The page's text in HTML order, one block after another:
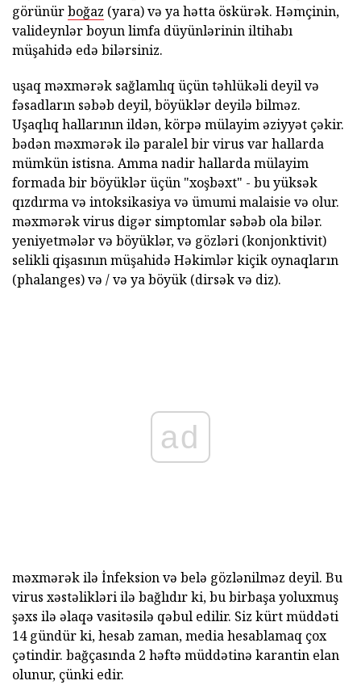
görünürboğaz (yara) və ya hətta öskürək. Həmçinin,
valideynlər boyun limfa düyünlərinin iltihabı
müşahidə edə bilərsiniz.
uşaq məxmərək sağlamlıq üçün təhlükəli deyil və
fəsadların səbəb deyil, böyüklər deyilə bilməz.
Uşaqlıq hallarının ildən, körpə mülayim əziyyət çəkir.
bədən məxmərək ilə paralel bir virus var hallarda
mümkün istisna. Amma nadir hallarda mülayim
formada bir böyüklər üçün "xoşbəxt" - bu yüksək
qızdırma və intoksikasiya və ümumi malaisie və olur.
məxmərək virus digər simptomlar səbəb ola bilər.
yeniyetmələr və böyüklər, və gözləri (konjonktivit)
selikli qişasının müşahidə Həkimlər kiçik oynaqların
(phalanges) və / və ya böyük (dirsək və diz).
ad
məxmərək ilə İnfeksion və belə gözlənilməz deyil. Bu
virus xəstəlikləri ilə bağlıdır ki, bu birbaşa yoluxmuş
şəxs ilə əlaqə vasitəsilə qəbul edilir. Siz kürt müddəti
14 gündür ki, hesab zaman, media hesablamaq çox
çətindir. bağçasında 2 həftə müddətinə karantin elan
olunur, çünki edir.